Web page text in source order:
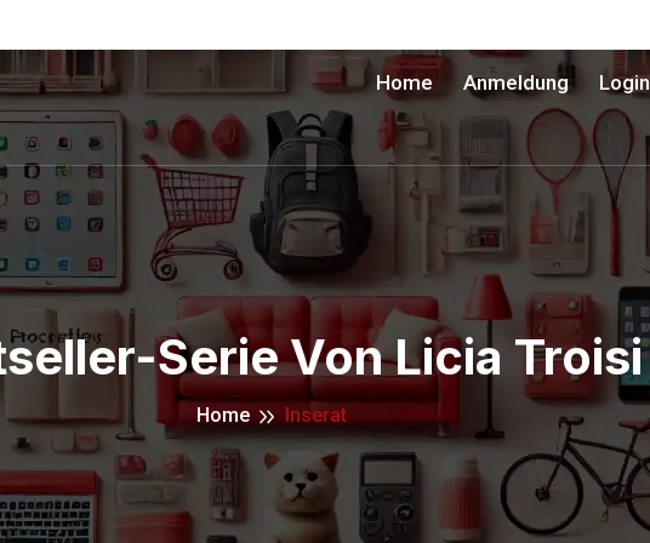
Home Anmeldung Login
Serie Von Licia Troisi
Home Inserat